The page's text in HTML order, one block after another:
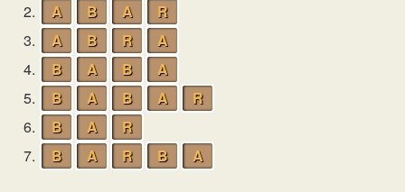
2.
A B A
R
3.
A B R
A
4.
B A B
A
5.
B A B A
R
6.
B A
R
7.
B A R B A